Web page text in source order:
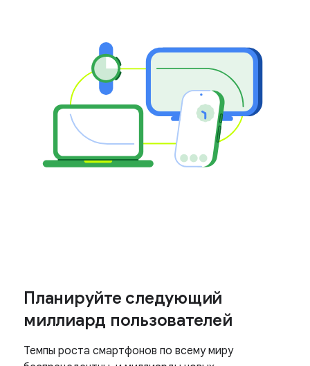
Планируйте следующий
миллиард пользователей
Темпы роста смартфонов по всему миру